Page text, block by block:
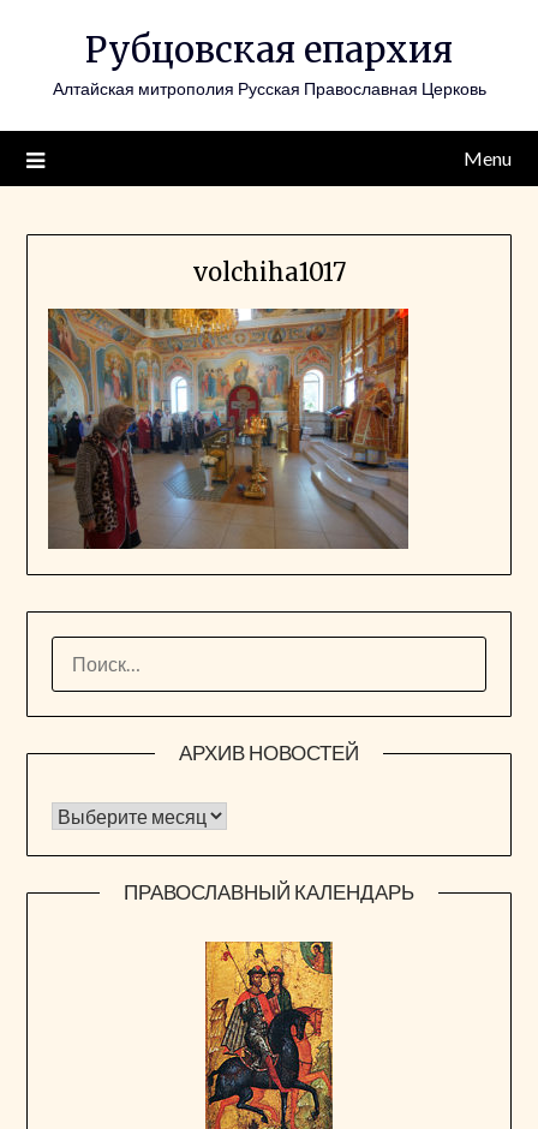
Рубцовская епархия
Алтайская митрополия Русская Православная Церковь
Menu
volchiha1017
АРХИВ НОВОСТЕЙ
Архив новостей
ПРАВОСЛАВНЫЙ КАЛЕНДАРЬ